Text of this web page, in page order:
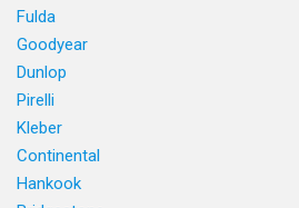
Fulda
Goodyear
Dunlop
Pirelli
Kleber
Continental
Hankook